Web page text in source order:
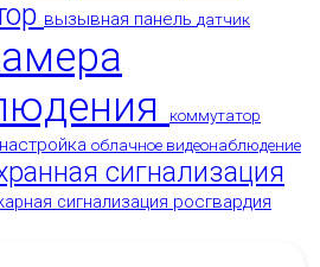
вызывная панель датчик
коммутатор
настройка облачное видеонаблюдение
сигнализация
сигнализация росгвардия